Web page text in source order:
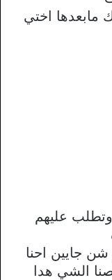
مابعدها اختي
عليهم
جايين احنا
الشي هدا